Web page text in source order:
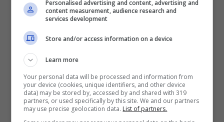
Personalised advertising and content, advertising and
content measurement, audience research and
services development
Store and/or access information on a device
Learn more
Your personal data will be processed and information from
your device (cookies, unique identifiers, and other device
data) may be stored by, accessed by and shared with 319
partners, or used specifically by this site. We and our partners
may use precise geolocation data. List of partners.